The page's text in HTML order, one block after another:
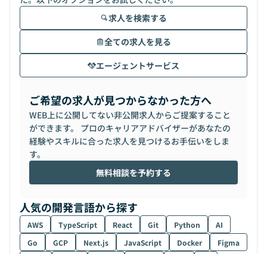
求人を検索する
全ての求人を見る
エージェントサービス
ご希望の求人が見つからなかった方へ
WEB上に公開してない非公開求人からご提案すること
ができます。 プロのキャリアアドバイザーがあなたの
経験やスキルに合った求人を見つけるお手伝いをしま
す。
無料相談を予約する
人気の開発言語から探す
AWS TypeScript React Git Python
AI
Go
GCP Next.js JavaScript Docker
Figma